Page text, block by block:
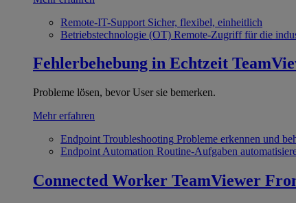
Remote-IT-Support Sicher, flexibel, einheitlich
Betriebstechnologie (OT) Remote-Zugriff für die
Fehlerbehebung in Echtzeit
Probleme lösen, bevor User sie bemerken.
Mehr erfahren
Endpoint Troubleshooting Probleme erkennen und
Endpoint Automation Routine-Aufgaben
Connected Worker TeamViewer